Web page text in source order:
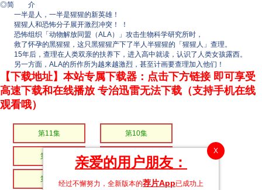
X
亲爱的用户朋友：
经过不懈努力，全新版本的荐片App已成功上
◎简 介
一半是人，一半是猩猩的新英雄！
猩猩人和恐怖分子展开激烈冲突！ ！
恐怖组织「动物解放同盟（ALA）」攻击生物科学研究所时，
救了怀孕的黑猩猩，这只黑猩猩产下了半人半猩猩的「猩猩人」查理。
15年后，查理在人类双亲的扶养下，进入高中就读，认识了人类女孩露西。
另一方面，ALA的所作所为越来越激烈，甚至计画要查理加入他们！
【下载地址】本站专属下载器：点击下方链接 即可享受
高速下载和在线播放 专治迅雷无法下载（支持手机在线
观看哦）
第11集 第10集
第9集 第8集
第7集 第6集